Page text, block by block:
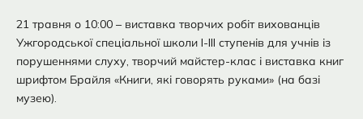
21 травня о 10:00 – виставка творчих робіт вихованців
Ужгородської спеціальної школи I-III ступенів для учнів із
порушеннями слуху, творчий майстер-клас і виставка книг
шрифтом Брайля «Книги, які говорять руками» (на базі
музею).